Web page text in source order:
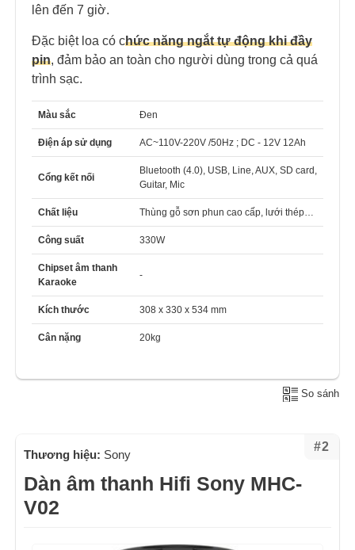
lên đến 7 giờ.
Đặc biệt loa có chức năng ngắt tự động khi đầy
pin, đảm bảo an toàn cho người dùng trong cả quá
trình sạc.
Màu sắc Đen
Điện áp sử dụng AC~110V-220V /50Hz ; DC - 12V 12Ah
Cổng kết nối
Bluetooth (4.0), USB, Line, AUX, SD card,
Guitar, Mic
Chất liệu Thùng gỗ sơn phun cao cấp, lưới thép…
Công suất 330W
Chipset âm thanh
Karaoke
-
Kích thước 308 x 330 x 534 mm
Cân nặng 20kg
So sánh
#2
Thương hiệu: Sony
Dàn âm thanh Hifi Sony MHC-
V02